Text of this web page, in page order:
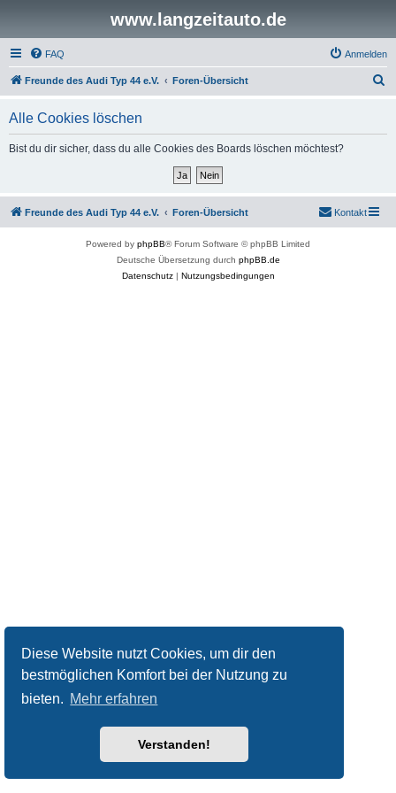
Diese Website nutzt Cookies, um dir den
bestmöglichen Komfort bei der Nutzung zu
bieten. Mehr erfahren
Verstanden!
www.langzeitauto.de
FAQ Anmelden
Freunde des Audi Typ 44 e.V. Foren-Übersicht
Alle Cookies löschen
Bist du dir sicher, dass du alle Cookies des Boards löschen möchtest?
Freunde des Audi Typ 44 e.V. Foren-Übersicht Kontakt
Powered by phpBB® Forum Software © phpBB Limited
Deutsche Übersetzung durch phpBB.de
Datenschutz| Nutzungsbedingungen